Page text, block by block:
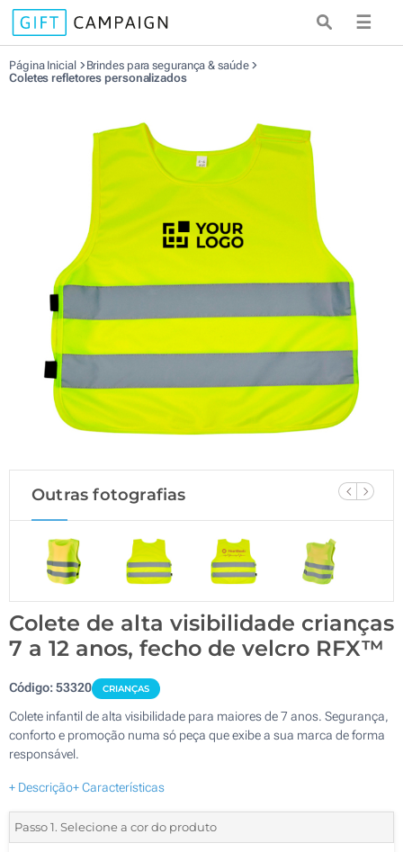
☰
Página Inicial
Brindes para segurança & saúde
Coletes refletores personalizados
Outras fotografias
Colete de alta visibilidade crianças
7 a 12 anos, fecho de velcro RFX™
Código:53320 CRIANÇAS
Colete infantil de alta visibilidade para maiores de 7 anos. Segurança,
conforto e promoção numa só peça que exibe a sua marca de forma
responsável.
+ Descrição+ Características
Passo 1. Selecione a cor do produto